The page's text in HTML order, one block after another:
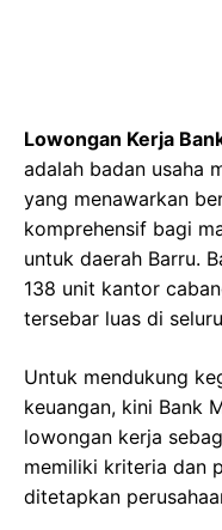
Lowongan Kerja
adalah badan usaha
yang menawarkan
komprehensif bagi
untuk daerah Barru.
138 unit kantor
tersebar luas di
Untuk mendukung
keuangan, kini Bank
lowongan kerja
memiliki kriteria dan
ditetapkan